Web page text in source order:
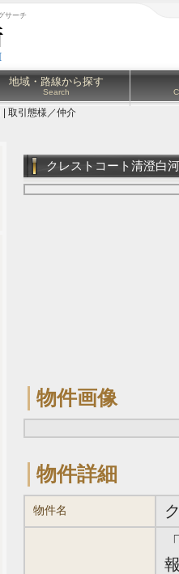
サーチ
地域・路線から探す
Search
取引態様／仲介
クレストコート清澄白河
物件画像
物件詳細
物件名